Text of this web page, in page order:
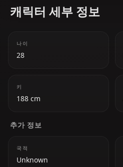
캐릭터 세부 정보
나이
28
키
188 cm
추가 정보
국적
Unknown